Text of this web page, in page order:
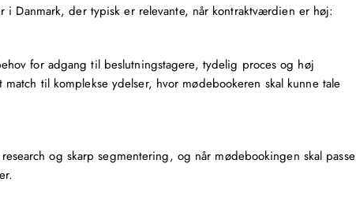
Danmark, der typisk er relevante, når kontraktværdien er høj:
for adgang til beslutningstagere, tydelig proces og høj
til komplekse ydelser, hvor mødebookeren skal kunne tale
og skarp segmentering, og når mødebookingen skal passe